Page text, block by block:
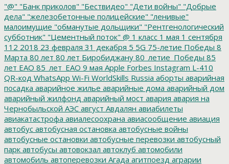
"@" "Банк приколов" "Бествидео" "Дети войны" "Добрые
дела" "железобетонные полицейские" "ленивые"
малоимущие "обманутые дольщики" "Рентгенологический
субботник" "Цементный поток" @ 1 класс 1 мая 1 сентября
112 2018 23 февраля 31 декабря 5 5G 75-летие Победы 8
Марта 80 лет 80 лет Биробиджану 80_летие_Победы 85
лет ЕАО 85_лет_ЕАО 9 мая Apple Forbes Instagram L-410
QR-код WhatsApp Wi-Fi WorldSkills Russia аборты аварийная
посадка аварийное жилье аварийные дома аварийный дом
аварийный жилфонд аварийный мост авария авария на
Чернобыльской АЭС август Авдалян авиабилеты
авиакатастрофа авиалесоохрана авиасообщение авиация
автобус автобусная остановка автобусные войны
автобусные остановки автобусные перевозки автобусный
парк автобусы автовокзал автоклуб автомобили
автомобиль автоперевозки Агада агитпоезд аграрии